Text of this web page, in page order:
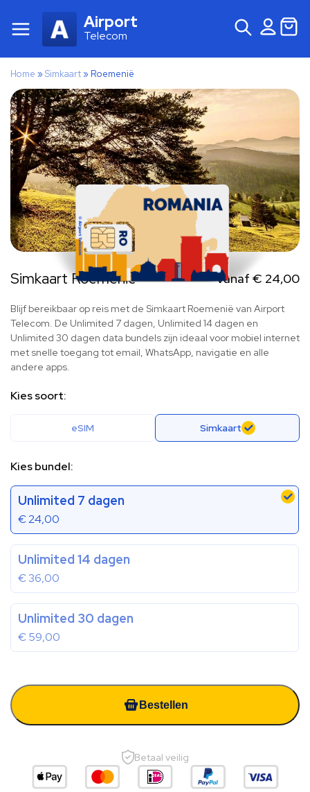
Airport
Telecom
Home »Simkaart» Roemenië
Simkaart Roemenië Vanaf € 24,00
Blijf bereikbaar op reis met de Simkaart Roemenië van Airport
Telecom. De Unlimited 7 dagen, Unlimited 14 dagen en
Unlimited 30 dagen data bundels zijn ideaal voor mobiel internet
met snelle toegang tot email, WhatsApp, navigatie en alle
andere apps.
Kies soort:
eSIM Simkaart
Kies bundel:
Unlimited 7 dagen
€24,00
Unlimited 14 dagen
€36,00
Unlimited 30 dagen
€59,00
Bestellen
Betaal veilig